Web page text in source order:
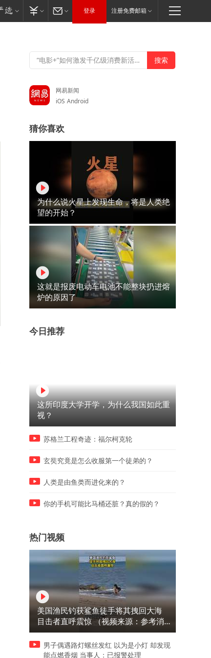
登录 注册免费邮箱
停离场牵动人心
沃齐尼亚！
网易新闻
iOS Android
猜你喜欢
为什么说火星上发现生命，将是人类绝
望的开始？
这就是报废电动车电池不能整块扔进熔
炉的原因了
今日推荐
这所印度大学开学，为什么我国如此重
视？
苏格兰工程奇迹：福尔柯克轮
玄奘究竟是怎么收服第一个徒弟的？
人类是由鱼类而进化来的？
你的手机可能比马桶还脏？真的假的？
热门视频
美国渔民钓获鲨鱼徒手将其拽回大海
目击者直呼震惊 （视频来源：参考消
息）
男子偶遇路灯螺丝发红 以为是小灯 却发现
能点燃香烟 当事人：已报警处理